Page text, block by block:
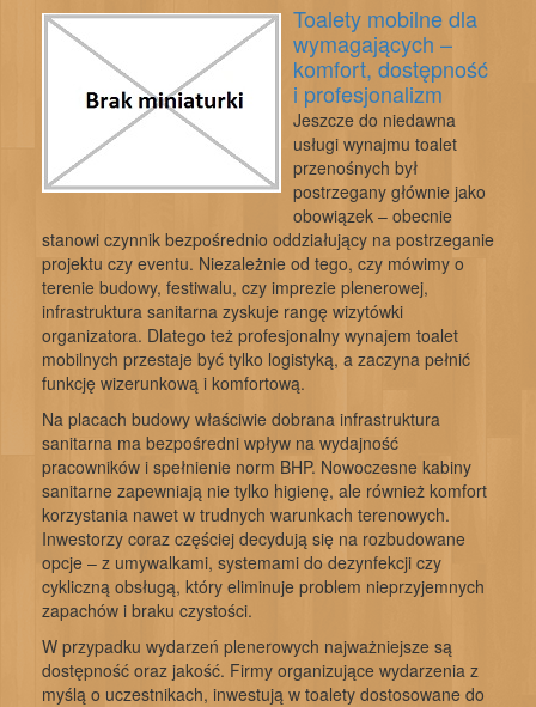
Toalety mobilne dla
wymagających –
komfort, dostępność
i profesjonalizm
Jeszcze do niedawna
usługi wynajmu toalet
przenośnych był
postrzegany głównie jako
obowiązek – obecnie
stanowi czynnik bezpośrednio oddziałujący na postrzeganie
projektu czy eventu. Niezależnie od tego, czy mówimy o
terenie budowy, festiwalu, czy imprezie plenerowej,
infrastruktura sanitarna zyskuje rangę wizytówki
organizatora. Dlatego też profesjonalny wynajem toalet
mobilnych przestaje być tylko logistyką, a zaczyna pełnić
funkcję wizerunkową i komfortową.
Na placach budowy właściwie dobrana infrastruktura
sanitarna ma bezpośredni wpływ na wydajność
pracowników i spełnienie norm BHP. Nowoczesne kabiny
sanitarne zapewniają nie tylko higienę, ale również komfort
korzystania nawet w trudnych warunkach terenowych.
Inwestorzy coraz częściej decydują się na rozbudowane
opcje – z umywalkami, systemami do dezynfekcji czy
cykliczną obsługą, który eliminuje problem nieprzyjemnych
zapachów i braku czystości.
W przypadku wydarzeń plenerowych najważniejsze są
dostępność oraz jakość. Firmy organizujące wydarzenia z
myślą o uczestnikach, inwestują w toalety dostosowane do